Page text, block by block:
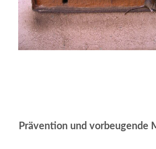
Prävention und vorbeugende